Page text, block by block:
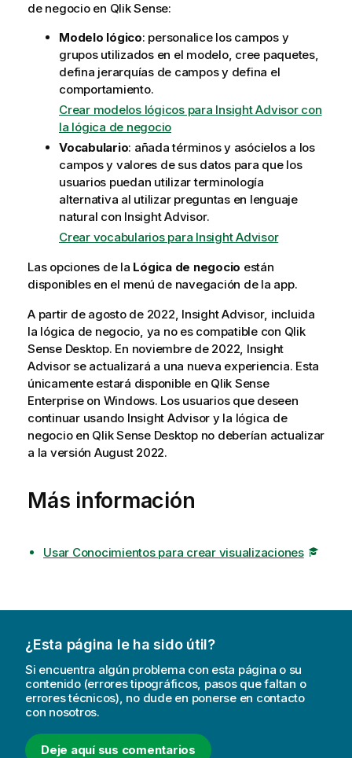
de negocio en Qlik Sense:
Modelo lógico: personalice los campos y
grupos utilizados en el modelo, cree paquetes,
defina jerarquías de campos y defina el
comportamiento.
Crear modelos lógicos para Insight Advisor con
la lógica de negocio
Vocabulario: añada términos y asócielos a los
campos y valores de sus datos para que los
usuarios puedan utilizar terminología
alternativa al utilizar preguntas en lenguaje
natural con Insight Advisor.
Crear vocabularios para Insight Advisor
Las opciones de la Lógica de negocio están
disponibles en el menú de navegación de la app.
A partir de agosto de 2022, Insight Advisor, incluida
la lógica de negocio, ya no es compatible con Qlik
Sense Desktop. En noviembre de 2022, Insight
Advisorse actualizará a una nueva experiencia. Esta
únicamente estará disponible en Qlik Sense
Enterprise on Windows. Los usuarios que deseen
continuar usando Insight Advisor y la lógica de
negocio en Qlik Sense Desktopno deberían actualizar
a la versión August 2022.
Más información
Usar Conocimientos para crear visualizaciones
¿Esta página le ha sido útil?
Si encuentra algún problema con esta página o su
contenido (errores tipográficos, pasos que faltan o
errores técnicos), no dude en ponerse en contacto
con nosotros.
Deje aquí sus comentarios